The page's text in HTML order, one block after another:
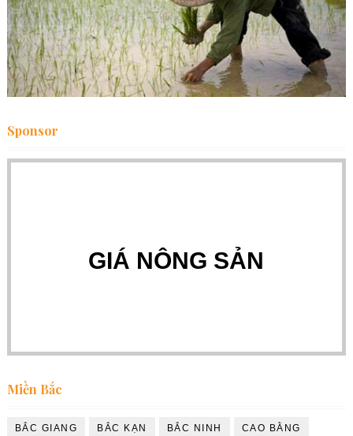
Sponsor
GIÁ NÔNG SẢN
Miền Bắc
BẮC GIANG BẮC KẠN BẮC NINH CAO BẰNG